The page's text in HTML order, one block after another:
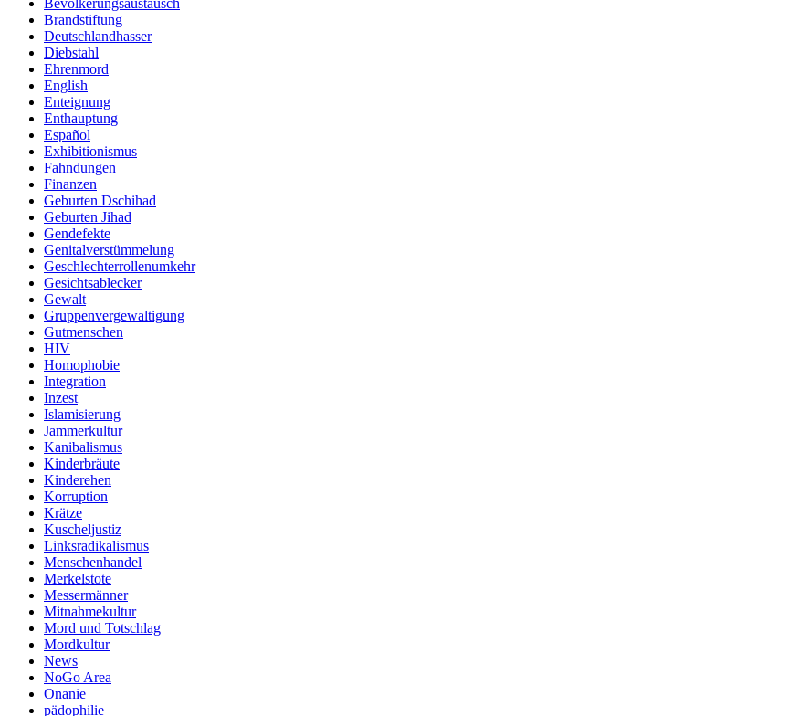
Brandstiftung
Deutschlandhasser
Diebstahl
Ehrenmord
English
Enteignung
Enthauptung
Español
Exhibitionismus
Fahndungen
Finanzen
Geburten Dschihad
Geburten Jihad
Gendefekte
Genitalverstümmelung
Geschlechterrollenumkehr
Gesichtsablecker
Gewalt
Gruppenvergewaltigung
Gutmenschen
HIV
Homophobie
Integration
Inzest
Islamisierung
Jammerkultur
Kanibalismus
Kinderbräute
Kinderehen
Korruption
Krätze
Kuscheljustiz
Linksradikalismus
Menschenhandel
Merkelstote
Messermänner
Mitnahmekultur
Mord und Totschlag
Mordkultur
News
NoGo Area
Onanie
pädophilie